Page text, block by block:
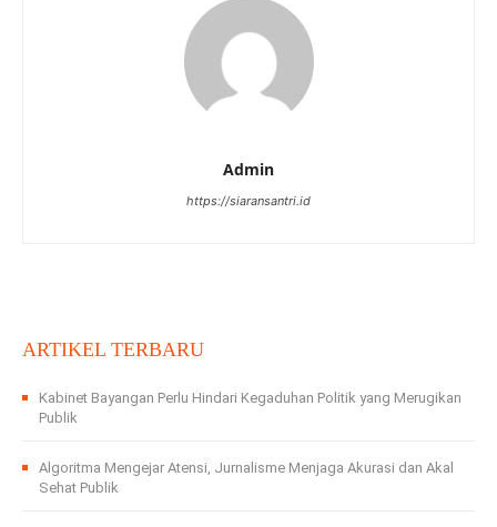
Admin
https://siaransantri.id
ARTIKEL TERBARU
Kabinet Bayangan Perlu Hindari Kegaduhan Politik yang Merugikan
Publik
Algoritma Mengejar Atensi, Jurnalisme Menjaga Akurasi dan Akal
Sehat Publik